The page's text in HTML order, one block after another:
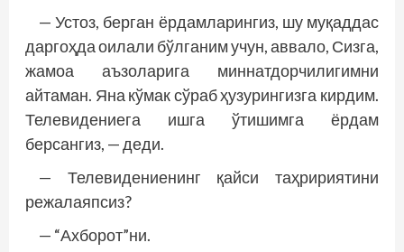
— Устоз, берган ёрдамларингиз, шу муқаддас
даргоҳда оилали бўлганим учун, аввало, Сизга,
жамоа аъзоларига миннатдорчилигимни
айтаман. Яна кўмак сўраб ҳузурингизга кирдим.
Телевидениега ишга ўтишимга ёрдам
берсангиз, — деди.
— Телевидениенинг қайси таҳририятини
режалаяпсиз?
— “Ахборот”ни.